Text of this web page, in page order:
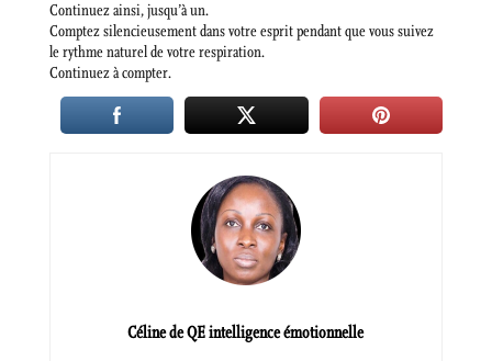
Continuez ainsi, jusqu’à un.
Comptez silencieusement dans votre esprit pendant que vous suivez
le rythme naturel de votre respiration.
Continuez à compter.
Céline de QE intelligence émotionnelle